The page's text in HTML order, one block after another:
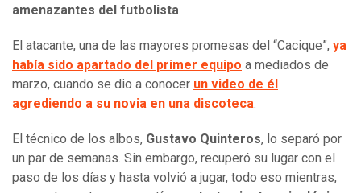
amenazantes del futbolista.
El atacante, una de las mayores promesas del “Cacique”, ya
había sido apartado del primer equipo a mediados de
marzo, cuando se dio a conocer un video de él
agrediendo a su novia en una discoteca.
El técnico de los albos, Gustavo Quinteros, lo separó por
un par de semanas. Sin embargo, recuperó su lugar con el
paso de los días y hasta volvió a jugar, todo eso mientras,